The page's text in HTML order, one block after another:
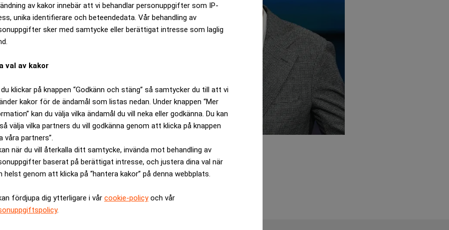
av kakor innebär att vi behandlar personuppgifter som IP-
unika identifierare och beteendedata. Vår behandling av
sker med samtycke eller berättigat intresse som laglig
val av kakor
klickar på knappen “Godkänn och stäng” så samtycker du till att vi
kakor för de ändamål som listas nedan. Under knappen “Mer
kan du välja vilka ändamål du vill neka eller godkänna. Du kan
välja vilka partners du vill godkänna genom att klicka på knappen
våra partners”.
när du vill återkalla ditt samtycke, invända mot behandling av
baserat på berättigat intresse, och justera dina val när
helst genom att klicka på “hantera kakor” på denna webbplats.
fördjupa dig ytterligare i vår cookie-policyoch vår
.
"Volkswagen kan slukas av BYD"